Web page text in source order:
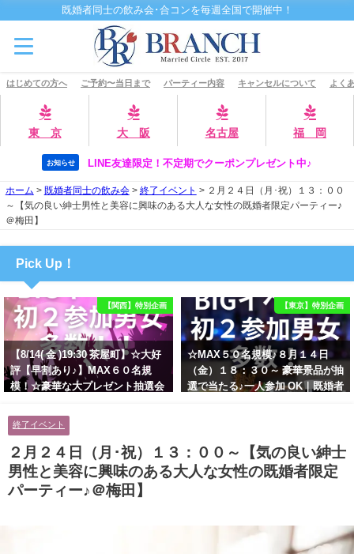
既婚者同士の飲み会･合コンを毎週全国で開催中！
はじめての方へ ご予約〜当日まで パーティー内容 キャンセルについて よく
東 京 大 阪 名古屋 福 岡
お知らせ LINE友達限定！不定期でクーポンプレゼント中♪
ホーム > 既婚者同士の飲み会> 終了イベント > ２月２４日（月･祝）１３：００
～【気の良い紳士男性と美容に興味のある大人な女性の既婚者限定パーティー♪
＠梅田】
Pick Up！
【関西】特別企画
【8/14( 金 )19:30 茶屋町】☆大好
評【早割あり♪】MAX６０名規
模！☆豪華な大プレゼント抽選会
男性とオシャレ好きで落ち着いた
大人女性の既婚者限定ビッグパー
ティー♪＠茶屋町】
【東京】特別企画
☆MAX５０名規模♪８月１４日
（金）１８：３０～ 豪華景品が抽
選で当たる♪一人参加 OK｜既婚者
女性の既婚者限定ビッグパーティ
ー♪＠池袋】
終了イベント
２月２４日（月･祝）１３：００～【気の良い紳士
男性と美容に興味のある大人な女性の既婚者限定
パーティー♪＠梅田】